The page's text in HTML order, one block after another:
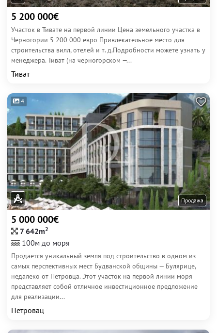
5 200 000€
Участок в Тивате на первой линии Цена земельного участка в
Черногории 5 200 000 евро Привлекательное место для
строительства вилл, отелей и т. д.Подробности можете узнать у
менеджера. Тиват (на черногорском —...
Тиват
4
Продажа
5 000 000€
7 642m2
100м до моря
Продается уникальный земля под строительство в одном из
самых перспективных мест Будванской общины — Булярице,
недалеко от Петровца. Этот участок на первой линии моря
представляет собой отличное инвестиционное предложение
для реализации...
Петровац